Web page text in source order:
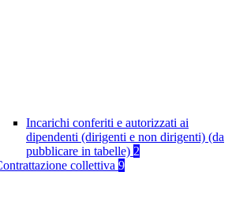
Incarichi conferiti e autorizzati ai
dipendenti (dirigenti e non dirigenti) (da
pubblicare in tabelle) 2
collettiva 9